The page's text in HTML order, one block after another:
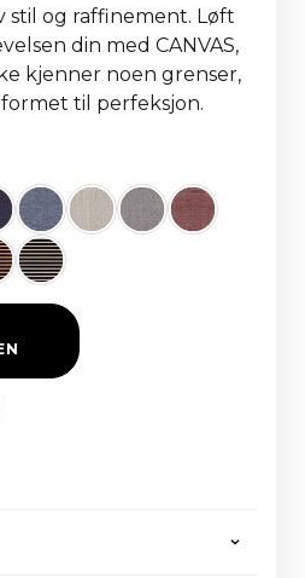
stil og raffinement. Løft
din med CANVAS,
kjenner noen grenser,
til perfeksjon.